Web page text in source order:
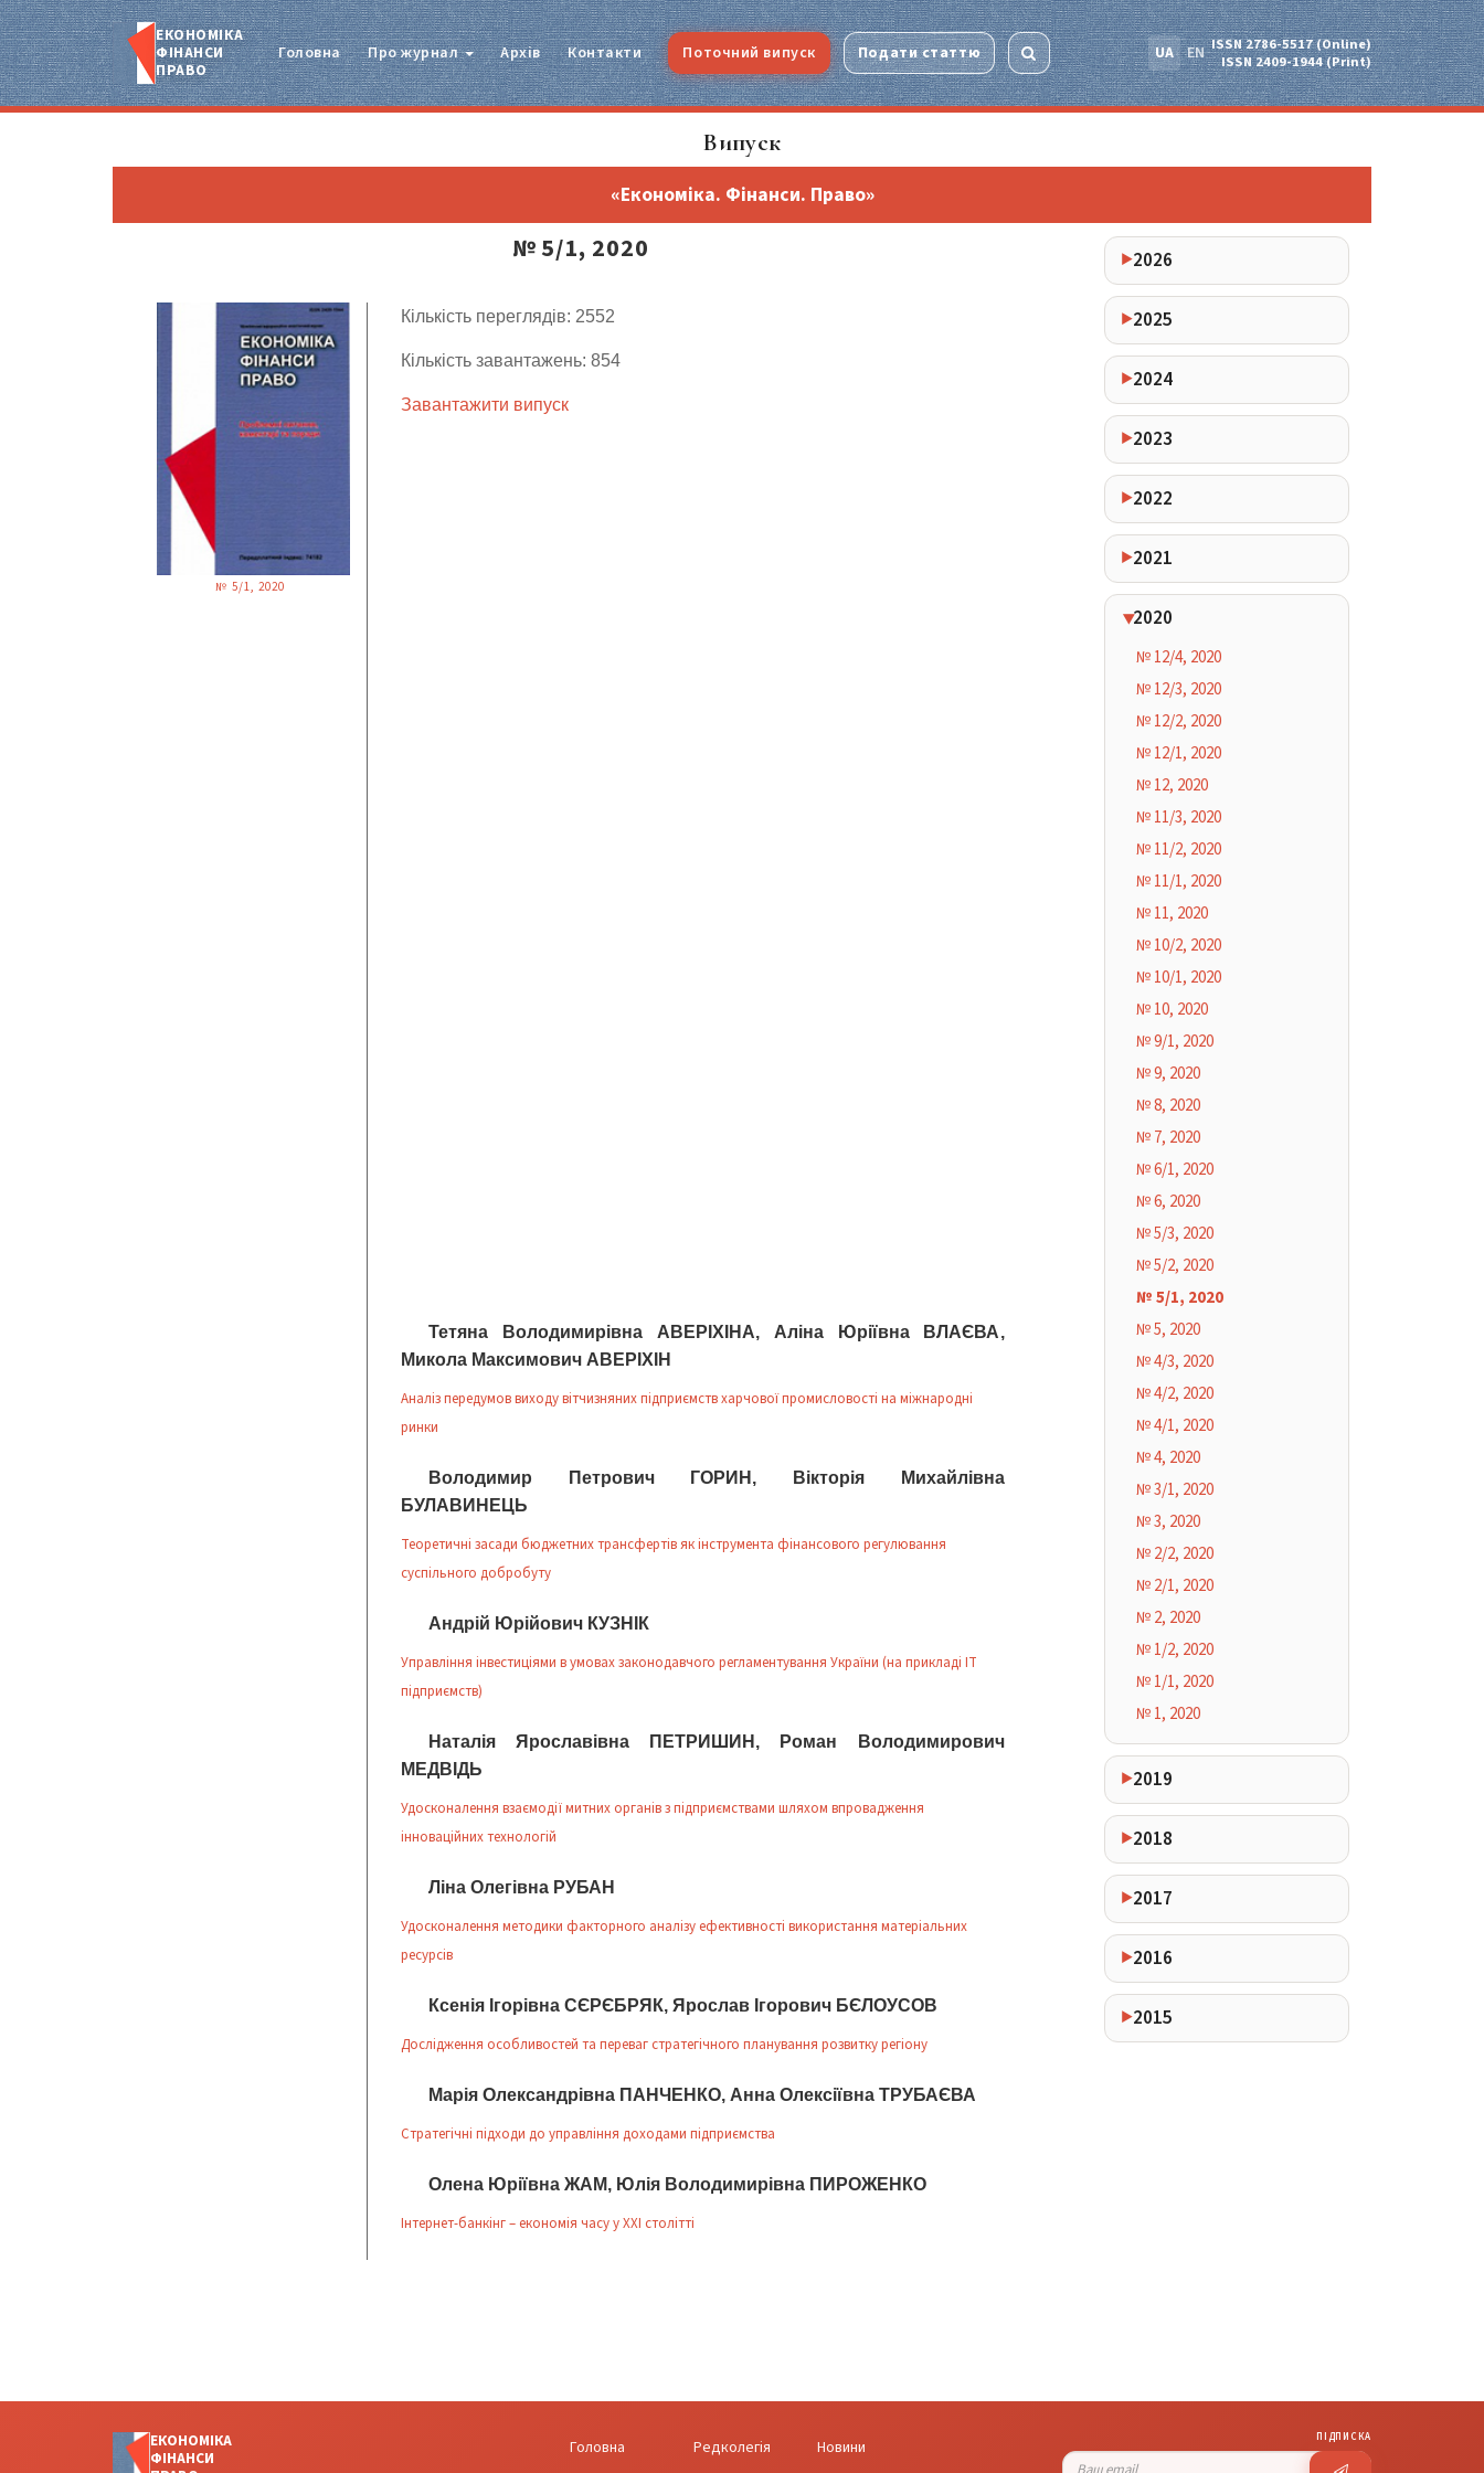
ЕКОНОМІКА
ФІНАНСИ
ПРАВО
Головна Про журнал Архів Контакти Поточний випуск Подати статтю UA EN ISSN 2786-5517 (Online)
ISSN 2409-1944 (Print)
Випуск
«Економіка. Фінанси. Право»
№ 5/1, 2020
№ 5/1, 2020
Кількість переглядів: 2552
Кількість завантажень: 854
Завантажити випуск
Тетяна Володимирівна АВЕРІХІНА, Аліна Юріївна ВЛАЄВА,
Микола Максимович АВЕРІХІН
Аналіз передумов виходу вітчизняних підприємств харчової промисловості на міжнародні
ринки
Володимир Петрович ГОРИН, Вікторія Михайлівна
БУЛАВИНЕЦЬ
Теоретичні засади бюджетних трансфертів як інструмента фінансового регулювання
суспільного добробуту
Андрій Юрійович КУЗНІК
Управління інвестиціями в умовах законодавчого регламентування України (на прикладі ІТ
підприємств)
Наталія Ярославівна ПЕТРИШИН, Роман Володимирович
МЕДВІДЬ
Удосконалення взаємодії митних органів з підприємствами шляхом впровадження
інноваційних технологій
Ліна Олегівна РУБАН
Удосконалення методики факторного аналізу ефективності використання матеріальних
ресурсів
Ксенія Ігорівна СЄРЄБРЯК, Ярослав Ігорович БЄЛОУСОВ
Дослідження особливостей та переваг стратегічного планування розвитку регіону
Марія Олександрівна ПАНЧЕНКО, Анна Олексіївна ТРУБАЄВА
Стратегічні підходи до управління доходами підприємства
Олена Юріївна ЖАМ, Юлія Володимирівна ПИРОЖЕНКО
Інтернет-банкінг – економія часу у ХХІ столітті
2026
2025
2024
2023
2022
2021
2020
№ 12/4, 2020
№ 12/3, 2020
№ 12/2, 2020
№ 12/1, 2020
№ 12, 2020
№ 11/3, 2020
№ 11/2, 2020
№ 11/1, 2020
№ 11, 2020
№ 10/2, 2020
№ 10/1, 2020
№ 10, 2020
№ 9/1, 2020
№ 9, 2020
№ 8, 2020
№ 7, 2020
№ 6/1, 2020
№ 6, 2020
№ 5/3, 2020
№ 5/2, 2020
№ 5/1, 2020
№ 5, 2020
№ 4/3, 2020
№ 4/2, 2020
№ 4/1, 2020
№ 4, 2020
№ 3/1, 2020
№ 3, 2020
№ 2/2, 2020
№ 2/1, 2020
№ 2, 2020
№ 1/2, 2020
№ 1/1, 2020
№ 1, 2020
2019
2018
2017
2016
2015
ЕКОНОМІКА
ФІНАНСИ
Головна Редколегія Новини ПІДПИСКА